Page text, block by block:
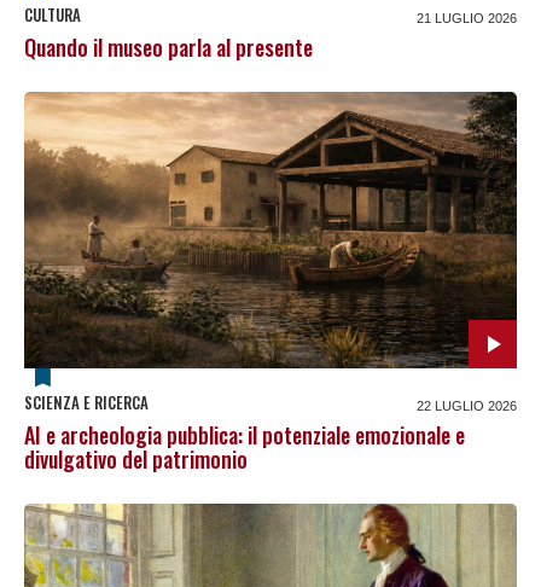
CULTURA 21 LUGLIO 2026
Quando il museo parla al presente
SCIENZA E RICERCA 22 LUGLIO 2026
AI e archeologia pubblica: il potenziale emozionale e
divulgativo del patrimonio